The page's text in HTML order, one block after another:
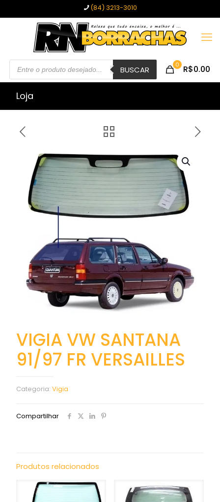
(84) 3213-3010
Pesquisar
produtos BUSCAR 0 R$0.00
Loja
VIGIA VW SANTANA
91/97 FR VERSAILLES
Categoria: Vigia
Compartilhar
Produtos relacionados